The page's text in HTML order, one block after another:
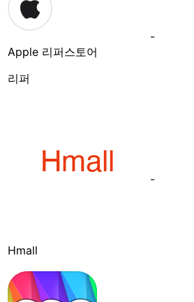
Apple 리퍼스토어
리퍼
-
Hmall
-